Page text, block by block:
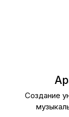
Создание